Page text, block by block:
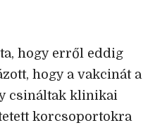
hogy erről eddig
hogy a vakcinát a
csináltak klinikai
korcsoportokra